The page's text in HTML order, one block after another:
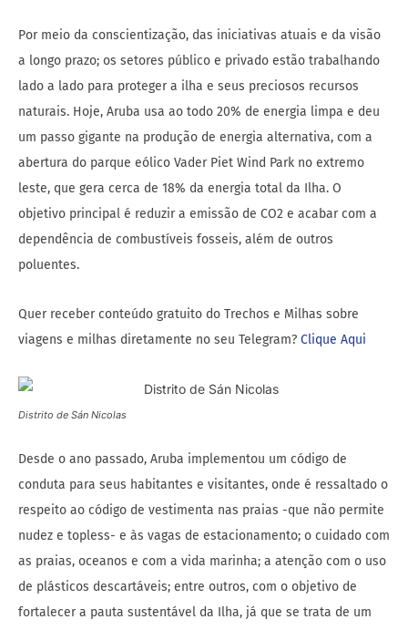
Por meio da conscientização, das iniciativas atuais e da visão
a longo prazo; os setores público e privado estão trabalhando
lado a lado para proteger a ilha e seus preciosos recursos
naturais. Hoje, Aruba usa ao todo 20% de energia limpa e deu
um passo gigante na produção de energia alternativa, com a
abertura do parque eólico Vader Piet Wind Park no extremo
leste, que gera cerca de 18% da energia total da Ilha. O
objetivo principal é reduzir a emissão de CO2 e acabar com a
dependência de combustíveis fosseis, além de outros
poluentes.
Quer receber conteúdo gratuito do Trechos e Milhas sobre
viagens e milhas diretamente no seu Telegram? Clique Aqui
Distrito de Sán Nicolas
Desde o ano passado, Aruba implementou um código de
conduta para seus habitantes e visitantes, onde é ressaltado o
respeito ao código de vestimenta nas praias -que não permite
nudez e topless- e às vagas de estacionamento; o cuidado com
as praias, oceanos e com a vida marinha; a atenção com o uso
de plásticos descartáveis; entre outros, com o objetivo de
fortalecer a pauta sustentável da Ilha, já que se trata de um